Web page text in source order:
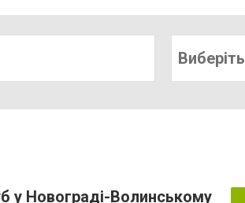
Виберіть
у Новограді-Волинському